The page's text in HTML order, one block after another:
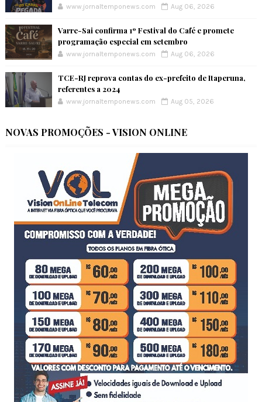
www.jornaltemponews.com Aug 06, 2026
Varre-Sai confirma 1º Festival do Café e promete
programação especial em setembro
www.jornaltemponews.com Aug 06, 2026
TCE-RJ reprova contas do ex-prefeito de Itaperuna,
referentes a 2024
www.jornaltemponews.com Aug 05, 2026
NOVAS PROMOÇÕES - VISION ONLINE